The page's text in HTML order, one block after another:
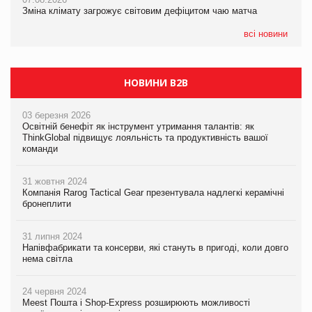
Зміна клімату загрожує світовим дефіцитом чаю матча
всі новини
EVA.UA запустила кампанію «Хто б знав» про асортимент,
НОВИНИ B2B
03 березня 2026
Освітній бенефіт як інструмент утримання талантів: як
ThinkGlobal підвищує лояльність та продуктивність вашої
команди
31 жовтня 2024
Компанія Rarog Tactical Gear презентувала надлегкі керамічні
бронеплити
31 липня 2024
Напівфабрикати та консерви, які стануть в пригоді, коли довго
нема світла
24 червня 2024
Meest Пошта і Shop-Express розширюють можливості